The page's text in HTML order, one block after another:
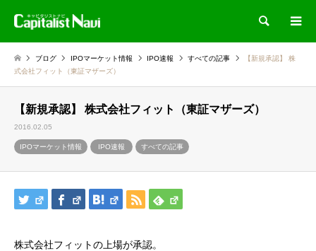
検索
ブログ IPOマーケット情報 IPO速報 すべての記事
【新規承認】 株
式会社フィット（東証マザーズ）
【新規承認】 株式会社フィット（東証マザーズ）
2016.02.05
IPOマーケット情報 IPO速報 すべての記事
株式会社フィットの上場が承認。